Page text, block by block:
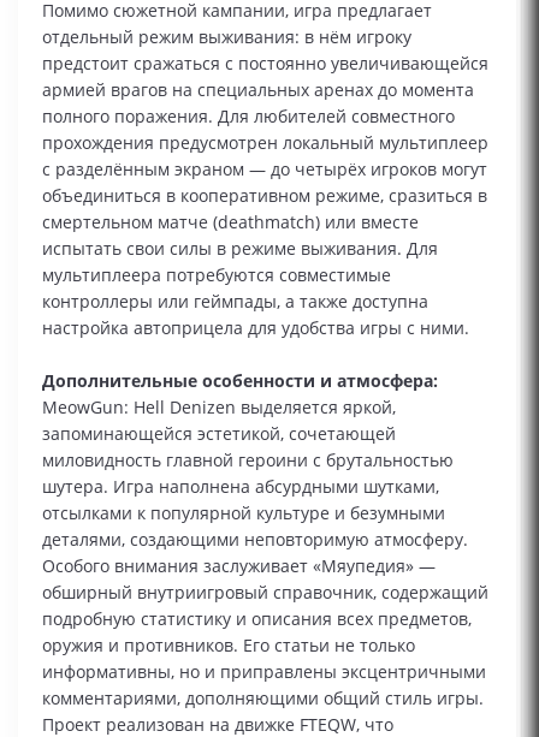
Помимо сюжетной кампании, игра предлагает
отдельный режим выживания: в нём игроку
предстоит сражаться с постоянно увеличивающейся
армией врагов на специальных аренах до момента
полного поражения. Для любителей совместного
прохождения предусмотрен локальный мультиплеер
с разделённым экраном — до четырёх игроков могут
объединиться в кооперативном режиме, сразиться в
смертельном матче (deathmatch) или вместе
испытать свои силы в режиме выживания. Для
мультиплеера потребуются совместимые
контроллеры или геймпады, а также доступна
настройка автоприцела для удобства игры с ними.
Дополнительные особенности и атмосфера:
MeowGun: Hell Denizen выделяется яркой,
запоминающейся эстетикой, сочетающей
миловидность главной героини с брутальностью
шутера. Игра наполнена абсурдными шутками,
отсылками к популярной культуре и безумными
деталями, создающими неповторимую атмосферу.
Особого внимания заслуживает «Мяупедия» —
обширный внутриигровый справочник, содержащий
подробную статистику и описания всех предметов,
оружия и противников. Его статьи не только
информативны, но и приправлены эксцентричными
комментариями, дополняющими общий стиль игры.
Проект реализован на движке FTEQW, что